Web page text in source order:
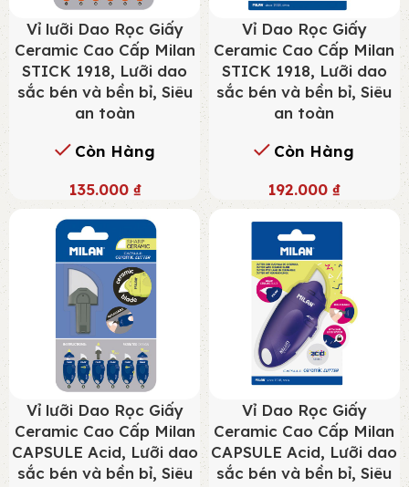
Vỉ lưỡi Dao Rọc Giấy
Ceramic Cao Cấp Milan
STICK 1918, Lưỡi dao
sắc bén và bền bỉ, Siêu
an toàn
Còn Hàng
135.000 ₫
Vỉ Dao Rọc Giấy
Ceramic Cao Cấp Milan
STICK 1918, Lưỡi dao
sắc bén và bền bỉ, Siêu
an toàn
Còn Hàng
192.000₫
Vỉ lưỡi Dao Rọc Giấy
Ceramic Cao Cấp Milan
CAPSULE Acid, Lưỡi dao
sắc bén và bền bỉ, Siêu
Vỉ Dao Rọc Giấy
Ceramic Cao Cấp Milan
CAPSULE Acid, Lưỡi dao
sắc bén và bền bỉ, Siêu